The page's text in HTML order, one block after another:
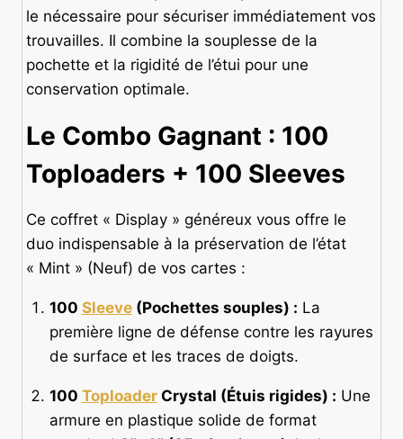
le nécessaire pour sécuriser immédiatement vos
trouvailles. Il combine la souplesse de la
pochette et la rigidité de l’étui pour une
conservation optimale.
Le Combo Gagnant : 100
Toploaders + 100 Sleeves
Ce coffret « Display » généreux vous offre le
duo indispensable à la préservation de l’état
« Mint » (Neuf) de vos cartes :
100 Sleeve(Pochettes souples) : La
première ligne de défense contre les rayures
de surface et les traces de doigts.
100 ToploaderCrystal (Étuis rigides) : Une
armure en plastique solide de format